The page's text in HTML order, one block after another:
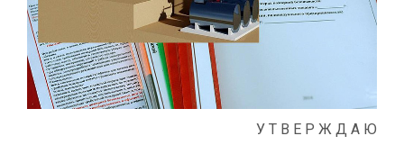
У Т В Е Р Ж Д А Ю